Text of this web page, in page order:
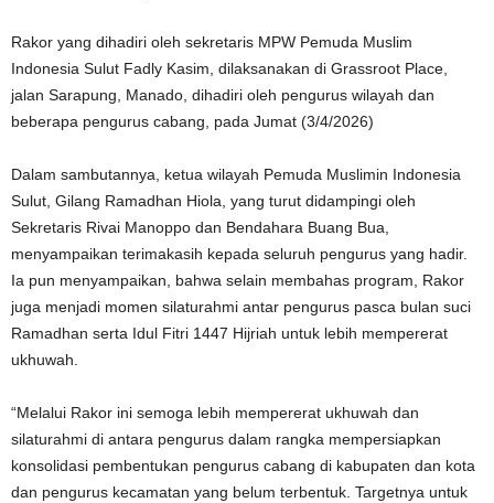
Rakor yang dihadiri oleh sekretaris MPW Pemuda Muslim
Indonesia Sulut Fadly Kasim, dilaksanakan di Grassroot Place,
jalan Sarapung, Manado, dihadiri oleh pengurus wilayah dan
beberapa pengurus cabang, pada Jumat (3/4/2026)
Dalam sambutannya, ketua wilayah Pemuda Muslimin Indonesia
Sulut, Gilang Ramadhan Hiola, yang turut didampingi oleh
Sekretaris Rivai Manoppo dan Bendahara Buang Bua,
menyampaikan terimakasih kepada seluruh pengurus yang hadir.
Ia pun menyampaikan, bahwa selain membahas program, Rakor
juga menjadi momen silaturahmi antar pengurus pasca bulan suci
Ramadhan serta Idul Fitri 1447 Hijriah untuk lebih mempererat
ukhuwah.
“Melalui Rakor ini semoga lebih mempererat ukhuwah dan
silaturahmi di antara pengurus dalam rangka mempersiapkan
konsolidasi pembentukan pengurus cabang di kabupaten dan kota
dan pengurus kecamatan yang belum terbentuk. Targetnya untuk